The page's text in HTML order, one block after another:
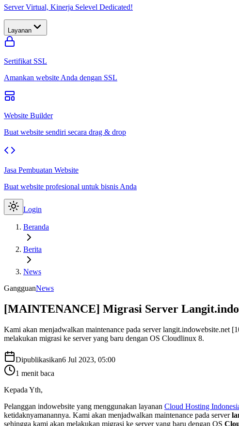
Server Virtual, Kinerja Selevel Dedicated!
Layanan
Sertifikat SSL
Amankan website Anda dengan SSL
Website Builder
Buat website sendiri secara drag & drop
Jasa Pembuatan Website
Buat website profesional untuk bisnis Anda
Login
Beranda
Berita
News
GangguanNews
[MAINTENANCE] Migrasi Server
Kami akan menjadwalkan maintenance pada server langit.indowebsite.net
melakukan migrasi ke server yang baru dengan OS Cloudlinux 8.
Dipublikasikan6 Jul 2023, 05:00
1 menit baca
Kepada Yth,
Pelanggan indowebsite yang menggunakan layanan Cloud Hosting
ketidaknyamanannya. Kami akan menjadwalkan maintenance pada server
sehingga kami akan melakukan migrasi ke server yang baru dengan OS